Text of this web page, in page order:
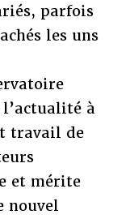
parfois
les uns
à
travail de
et mérite
nouvel